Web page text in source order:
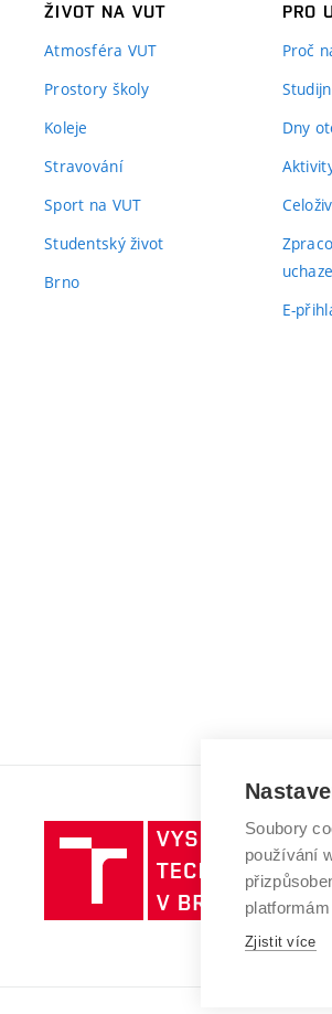
ŽIVOT NA VUT
Atmosféra VUT
Prostory školy
Koleje
Stravování
Sport na VUT
Studentský život
Brno
PRO
Proč
Dny
E-
v
Soubory
používání
Zjistit více